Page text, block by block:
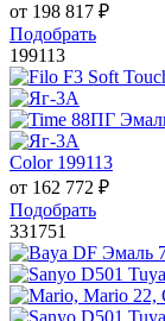
от 198 817 ₽
Подобрать
199113
Color 199113
от 162 772 ₽
Подобрать
331751